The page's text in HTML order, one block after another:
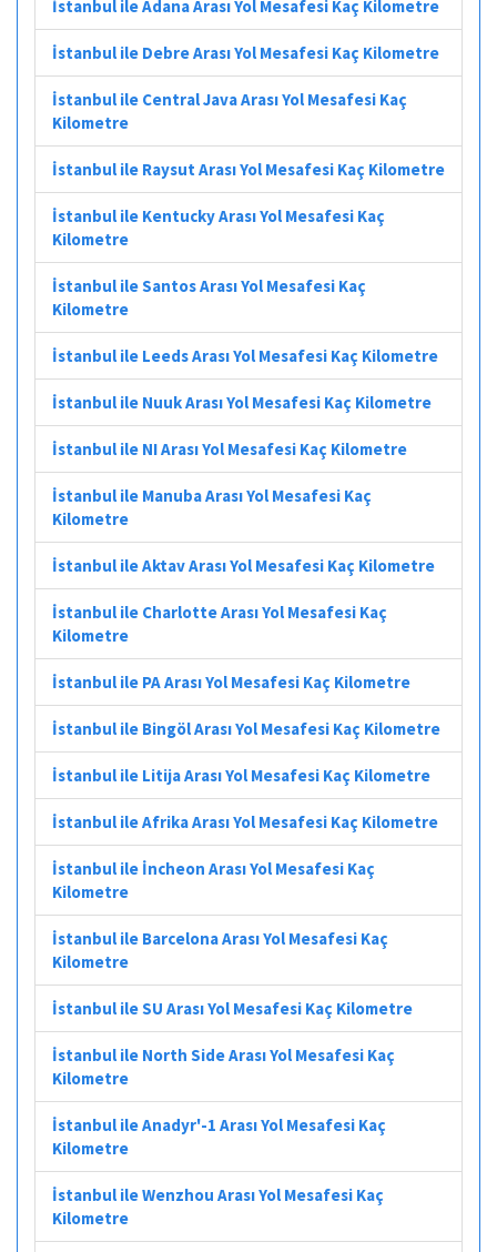
İstanbul ile Adana Arası Yol Mesafesi Kaç Kilometre
İstanbul ile Debre Arası Yol Mesafesi Kaç Kilometre
İstanbul ile Central Java Arası Yol Mesafesi Kaç
Kilometre
İstanbul ile Raysut Arası Yol Mesafesi Kaç Kilometre
İstanbul ile Kentucky Arası Yol Mesafesi Kaç
Kilometre
İstanbul ile Santos Arası Yol Mesafesi Kaç
Kilometre
İstanbul ile Leeds Arası Yol Mesafesi Kaç Kilometre
İstanbul ile Nuuk Arası Yol Mesafesi Kaç Kilometre
İstanbul ile NI Arası Yol Mesafesi Kaç Kilometre
İstanbul ile Manuba Arası Yol Mesafesi Kaç
Kilometre
İstanbul ile Aktav Arası Yol Mesafesi Kaç Kilometre
İstanbul ile Charlotte Arası Yol Mesafesi Kaç
Kilometre
İstanbul ile PA Arası Yol Mesafesi Kaç Kilometre
İstanbul ile Bingöl Arası Yol Mesafesi Kaç Kilometre
İstanbul ile Litija Arası Yol Mesafesi Kaç Kilometre
İstanbul ile Afrika Arası Yol Mesafesi Kaç Kilometre
İstanbul ile İncheon Arası Yol Mesafesi Kaç
Kilometre
İstanbul ile Barcelona Arası Yol Mesafesi Kaç
Kilometre
İstanbul ile SU Arası Yol Mesafesi Kaç Kilometre
İstanbul ile North Side Arası Yol Mesafesi Kaç
Kilometre
İstanbul ile Anadyr'-1 Arası Yol Mesafesi Kaç
Kilometre
İstanbul ile Wenzhou Arası Yol Mesafesi Kaç
Kilometre